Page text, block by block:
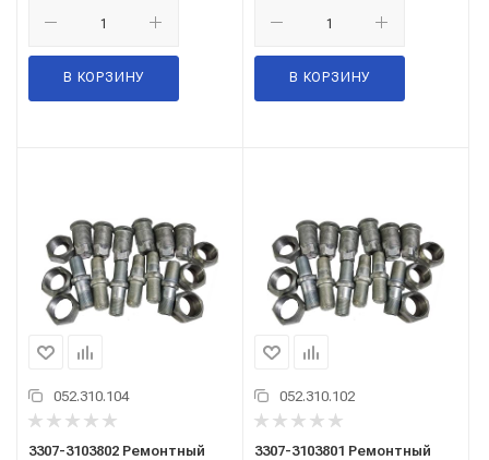
В КОРЗИНУ В КОРЗИНУ
052.310.104
3307-3103802 Ремонтный
052.310.102
3307-3103801 Ремонтный